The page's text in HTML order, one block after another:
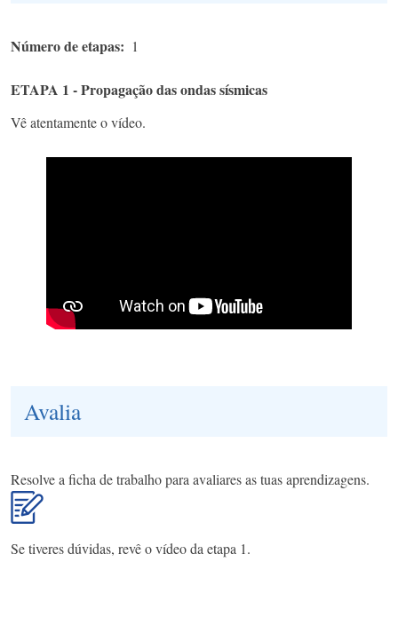
Número de etapas 1
ETAPA 1 - Propagação das ondas sísmicas
Vê atentamente o vídeo.
Avalia
Resolve a ficha de trabalho para avaliares as tuas aprendizagens.
Se tiveres dúvidas, revê o vídeo da etapa 1.